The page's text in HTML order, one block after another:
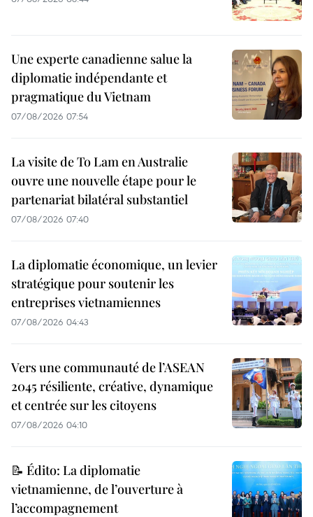
Une experte canadienne salue la
diplomatie indépendante et
pragmatique du Vietnam
07/08/2026 07:54
La visite de To Lam en Australie
ouvre une nouvelle étape pour le
partenariat bilatéral substantiel
07/08/2026 07:40
La diplomatie économique, un levier
stratégique pour soutenir les
entreprises vietnamiennes
07/08/2026 04:43
Vers une communauté de l’ASEAN
2045 résiliente, créative, dynamique
et centrée sur les citoyens
07/08/2026 04:10
📝 Édito: La diplomatie
vietnamienne, de l’ouverture à
l’accompagnement